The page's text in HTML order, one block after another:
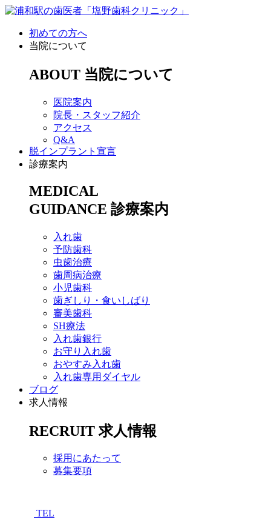
初めての方へ
当院について
ABOUT 当院について
医院案内
院長・スタッフ紹介
アクセス
Q&A
脱インプラント宣言
診療案内
MEDICAL
GUIDANCE 診療案内
入れ歯
予防歯科
虫歯治療
歯周病治療
小児歯科
歯ぎしり・食いしばり
審美歯科
SH療法
入れ歯銀行
お守り入れ歯
おやすみ入れ歯
入れ歯専用ダイヤル
ブログ
求人情報
RECRUIT 求人情報
採用にあたって
募集要項
TEL